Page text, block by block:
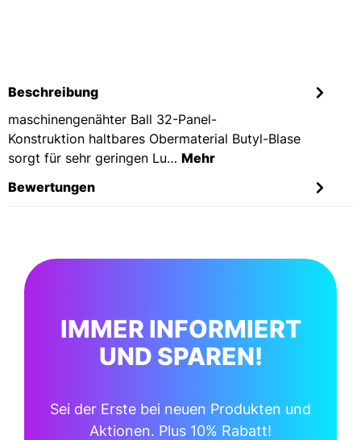
Beschreibung
maschinengenähter Ball 32-Panel-
Konstruktion haltbares Obermaterial Butyl-Blase
sorgt für sehr geringen Lu… Mehr
Bewertungen
IMMER INFORMIERT
UND SPAREN!
Sei der Erste bei neuen Produkten und
Aktionen. Plus 10% Rabatt!